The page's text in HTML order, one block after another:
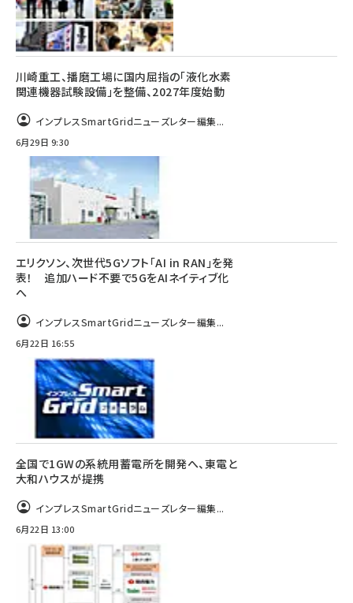
川崎重工、播磨工場に国内屈指の「液化水素
関連機器試験設備」を整備、2027年度始動
インプレスSmartGridニューズレター編集...
6月29日 9:30
エリクソン、次世代5Gソフト「AI in RAN」を発
表！ 追加ハード不要で5GをAIネイティブ化
へ
インプレスSmartGridニューズレター編集...
6月22日 16:55
全国で1GWの系統用蓄電所を開発へ、東電と
大和ハウスが提携
インプレスSmartGridニューズレター編集...
6月22日 13:00